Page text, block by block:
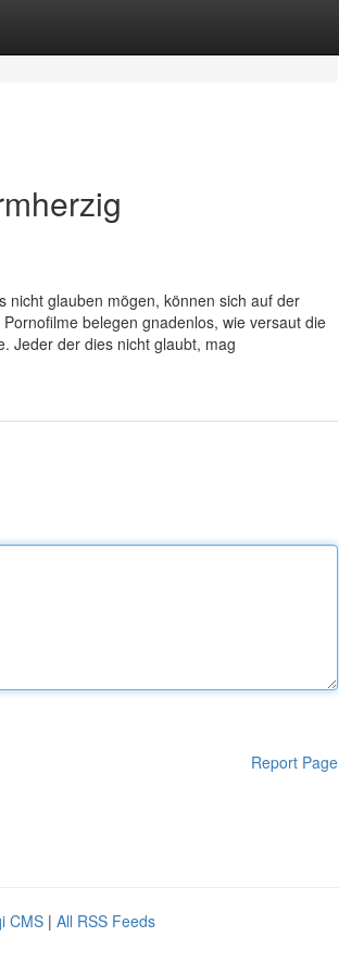
nicht glauben mögen, können sich auf der
belegen gnadenlos, wie versaut die
Jeder der dies nicht glaubt, mag
Report Page
CMS | All RSS Feeds